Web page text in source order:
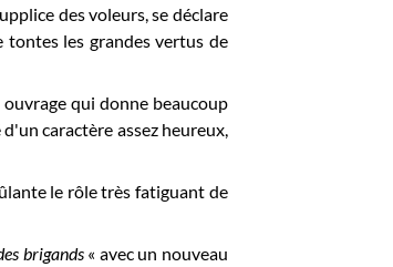
des voleurs, se déclare
les grandes vertus de
qui donne beaucoup
caractère assez heureux,
le rôle très fatiguant de
brigands « avec un nouveau